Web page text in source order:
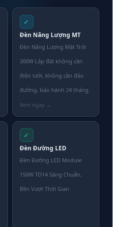
✓
Đèn Năng Lượng MT
Đèn Năng Lượng Mặt Trời
300W Lắp đặt không cần
điện lưới, không cần đào
đường, bảo hành 24 tháng.
✓
Đèn Đường LED
Đèn Đường LED Module
150W TD14 Sáng Chuẩn,
Bền Vượt Thời Gian